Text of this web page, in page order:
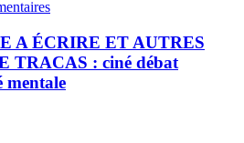
A ÉCRIRE ET AUTRES
TRACAS : ciné débat
mentale